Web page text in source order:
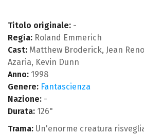
Titolo originale: -
Regia: Roland Emmerich
Cast: Matthew Broderick, Jean
Azaria, Kevin Dunn
Anno: 1998
Genere: Fantascienza
Nazione: -
Durata: 126"
Trama: Un'enorme creatura